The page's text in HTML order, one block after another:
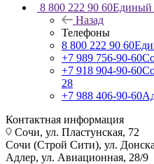
8 800 222 90 60Единый
Назад
Телефоны
8 800 222 90 60
+7 989 756-90-60
+7 918 904-90-60
28
+7 988 406-90-60
Контактная информация
Сочи, ул. Пластунская, 72
Сочи (Строй Сити), ул.
Адлер, ул. Авиационная, 28/9